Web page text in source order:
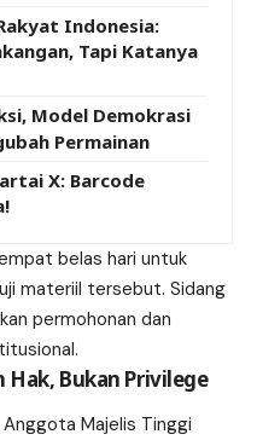
Indonesia:
Tapi Katanya
Model Demokrasi
Permainan
X: Barcode
belas hari untuk
materiil tersebut. Sidang
permohonan dan
Hak, Bukan Privilege
Majelis Tinggi